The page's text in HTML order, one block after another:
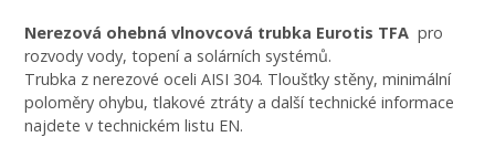
Nerezová ohebná vlnovcová trubka Eurotis TFA pro
rozvody vody, topení a solárních systémů.
Trubka z nerezové oceli AISI 304. Tloušťky stěny, minimální
poloměry ohybu, tlakové ztráty a další technické informace
najdete v technickém listu EN.